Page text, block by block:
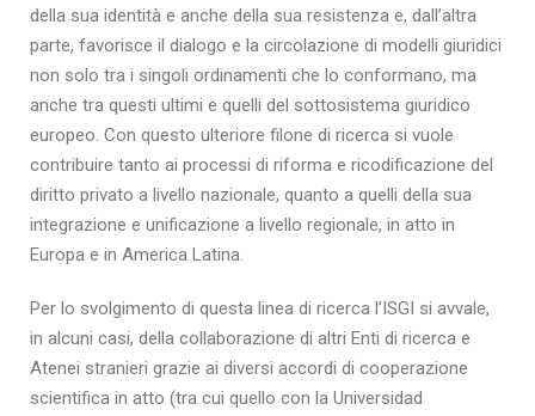
della sua identità e anche della sua resistenza e, dall’altra
parte, favorisce il dialogo e la circolazione di modelli giuridici
non solo tra i singoli ordinamenti che lo conformano, ma
anche tra questi ultimi e quelli del sottosistema giuridico
europeo. Con questo ulteriore filone di ricerca si vuole
contribuire tanto ai processi di riforma e ricodificazione del
diritto privato a livello nazionale, quanto a quelli della sua
integrazione e unificazione a livello regionale, in atto in
Europa e in America Latina.
Per lo svolgimento di questa linea di ricerca l’ISGI si avvale,
in alcuni casi, della collaborazione di altri Enti di ricerca e
Atenei stranieri grazie ai diversi accordi di cooperazione
scientifica in atto (tra cui quello con la Universidad